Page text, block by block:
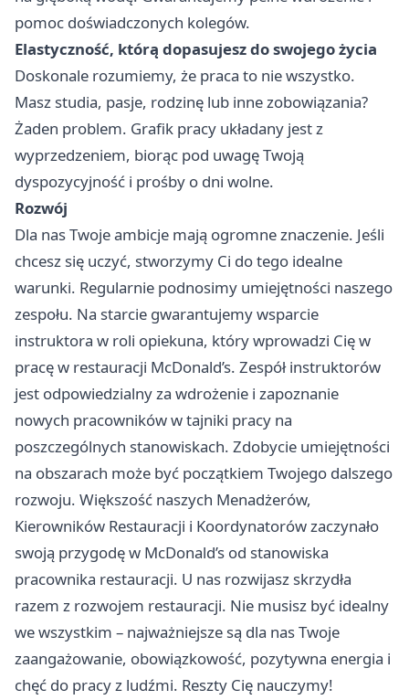
pomoc doświadczonych kolegów.
Elastyczność, którą dopasujesz do swojego życia
Doskonale rozumiemy, że praca to nie wszystko.
Masz studia, pasje, rodzinę lub inne zobowiązania?
Żaden problem. Grafik pracy układany jest z
wyprzedzeniem, biorąc pod uwagę Twoją
dyspozycyjność i prośby o dni wolne.
Rozwój
Dla nas Twoje ambicje mają ogromne znaczenie. Jeśli
chcesz się uczyć, stworzymy Ci do tego idealne
warunki. Regularnie podnosimy umiejętności naszego
zespołu. Na starcie gwarantujemy wsparcie
instruktora w roli opiekuna, który wprowadzi Cię w
pracę w restauracji McDonald’s. Zespół instruktorów
jest odpowiedzialny za wdrożenie i zapoznanie
nowych pracowników w tajniki pracy na
poszczególnych stanowiskach. Zdobycie umiejętności
na obszarach może być początkiem Twojego dalszego
rozwoju. Większość naszych Menadżerów,
Kierowników Restauracji i Koordynatorów zaczynało
swoją przygodę w McDonald’s od stanowiska
pracownika restauracji. U nas rozwijasz skrzydła
razem z rozwojem restauracji. Nie musisz być idealny
we wszystkim – najważniejsze są dla nas Twoje
zaangażowanie, obowiązkowość, pozytywna energia i
chęć do pracy z ludźmi. Reszty Cię nauczymy!